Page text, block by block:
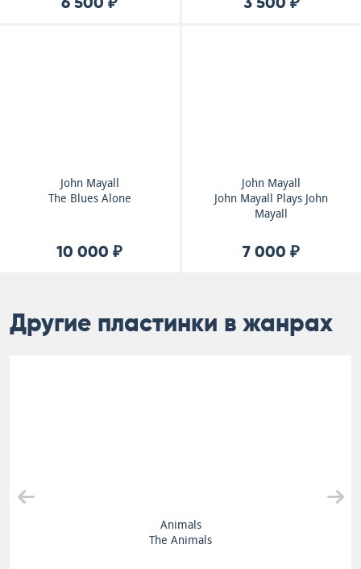
John Mayall
The Blues Alone
10 000 ₽
John Mayall
John Mayall Plays John
Mayall
7 000 ₽
Другие пластинки в жанрах
Animals
The Animals